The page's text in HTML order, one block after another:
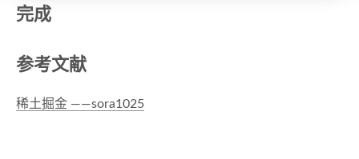
完成
参考文献
稀土掘金 ——sora1025